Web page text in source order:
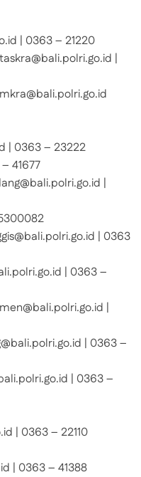
| 0363 – 21220
|
| 0363 – 23222
41677
|
| 0363
| 0363 –
|
| 0363 –
| 0363 –
| 0363 – 22110
| 0363 – 41388